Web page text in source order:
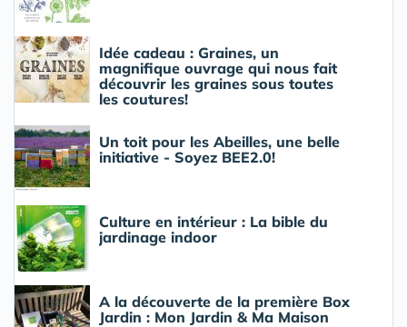
Idée cadeau : Graines, un
magnifique ouvrage qui nous fait
découvrir les graines sous toutes
les coutures!
Un toit pour les Abeilles, une belle
initiative - Soyez BEE2.0!
Culture en intérieur : La bible du
jardinage indoor
A la découverte de la première Box
Jardin : Mon Jardin & Ma Maison